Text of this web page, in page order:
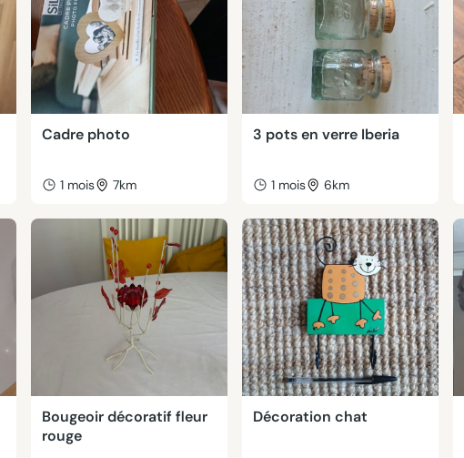
Cadre photo
1 mois 7km
3 pots en verre Iberia
1 mois 6km
Bougeoir décoratif fleur
rouge
Décoration chat